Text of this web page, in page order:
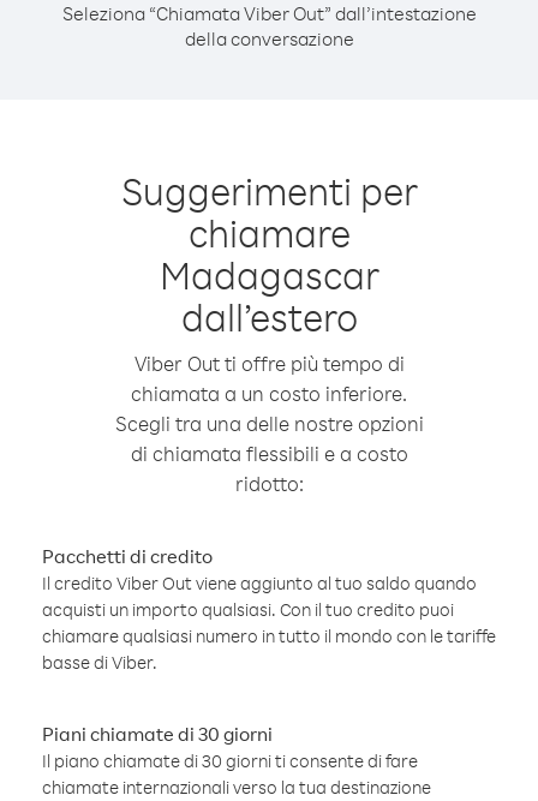
Seleziona “Chiamata Viber Out” dall’intestazione
della conversazione
Suggerimenti per
chiamare
Madagascar
dall’estero
Viber Out ti offre più tempo di
chiamata a un costo inferiore.
Scegli tra una delle nostre opzioni
di chiamata flessibili e a costo
ridotto:
Pacchetti di credito
Il credito Viber Out viene aggiunto al tuo saldo quando
acquisti un importo qualsiasi. Con il tuo credito puoi
chiamare qualsiasi numero in tutto il mondo con le tariffe
basse di Viber.
Piani chiamate di 30 giorni
Il piano chiamate di 30 giorni ti consente di fare
chiamate internazionali verso la tua destinazione